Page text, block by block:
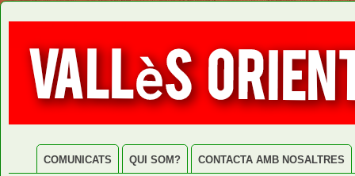
COMUNICATS QUI SOM? CONTACTA AMB NOSALTRES